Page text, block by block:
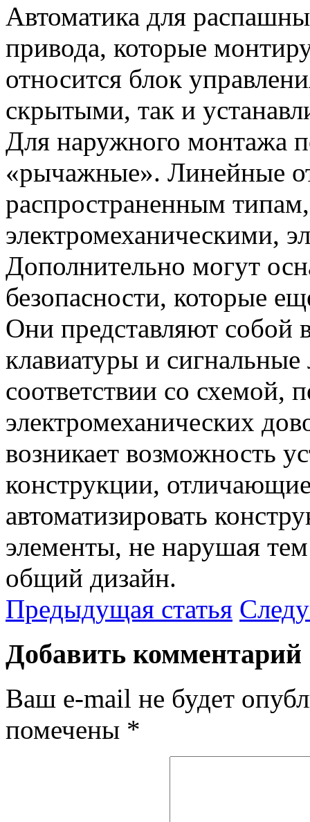
Автоматика для
привода, которые
относится блок
скрытыми, так и
Для наружного монтажа
«рычажные». Линейные
распространенным
электромеханическими,
Дополнительно могут
безопасности, которые
Они представляют собой
клавиатуры и
соответствии со схемой,
электромеханических
возникает возможность
конструкции,
автоматизировать
элементы, не нарушая
общий дизайн.
Предыдущая статья
Добавить комментарий
Ваш e-mail не будет
помечены *